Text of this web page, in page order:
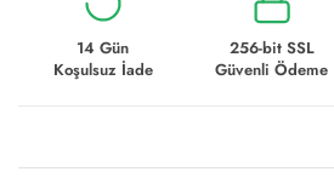
14 Gün
Koşulsuz İade
256-bit SSL
Güvenli Ödeme